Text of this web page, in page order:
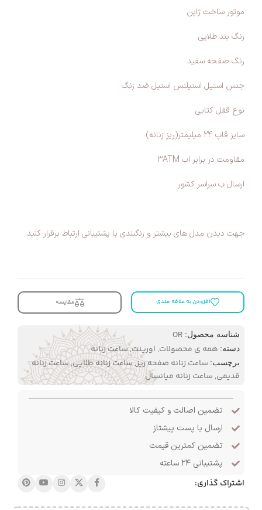
موتور ساخت ژاپن
رنگ بند طلایی
رنگ صفحه سفید
جنس استیل استیلنس استیل ضد زنگ
نوع قفل کتابی
سایز قاپ 24 میلیمتر(ریز زنانه)
مقاومت در برابر اب 3ATM
ارسال ب سراسر کشور
جهت دیدن مدل های بیشتر و رنگبندی با پشتیبانی ارتباط برقرار کنید.
افزودن به علاقه مندی مقایسه
شناسه محصول: OR
دسته: همه ی محصولات, اورینت,ساعت زنانه
برچسب: ساعت زنانه صفحه ریز,ساعت زنانه طلایی,ساعت زنانه
قدیمی, ساعت زنانه میانسال
تضمین اصالت و کیفیت کالا
ارسال با پست پیشتاز
تضمین کمترین قیمت
پشتیبانی ۲۴ ساعته
اشتراک گذاری: